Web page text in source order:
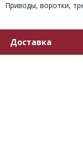
Приводы, воротки,
Доставка